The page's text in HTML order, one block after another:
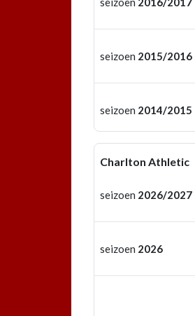
seizoen 2015/2016
seizoen 2014/2015
Charlton Athletic
seizoen 2026/2027
seizoen 2026